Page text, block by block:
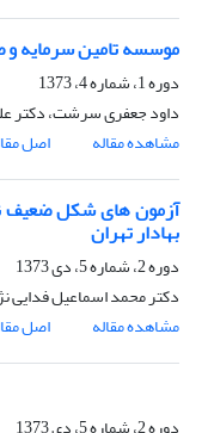
موسسه تامین سرمایه و
دوره 1، شماره 4، 1373
داود جعفری سرشت، دکتر
مشاهده مقاله
اصل
آزمون های شکل ضعیف
بهادار تهران
دوره 2، شماره 5، دی 1373
دکتر محمد اسماعیل فدایی
مشاهده مقاله
اصل